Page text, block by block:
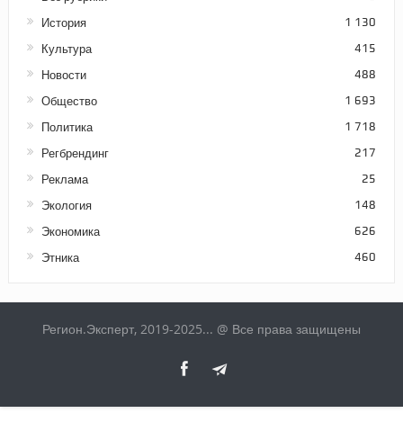
История 1 130
Культура 415
Новости 488
Общество 1 693
Политика 1 718
Регбрендинг 217
Реклама 25
Экология 148
Экономика 626
Этника 460
Регион.Эксперт, 2019-2025... @ Все права защищены